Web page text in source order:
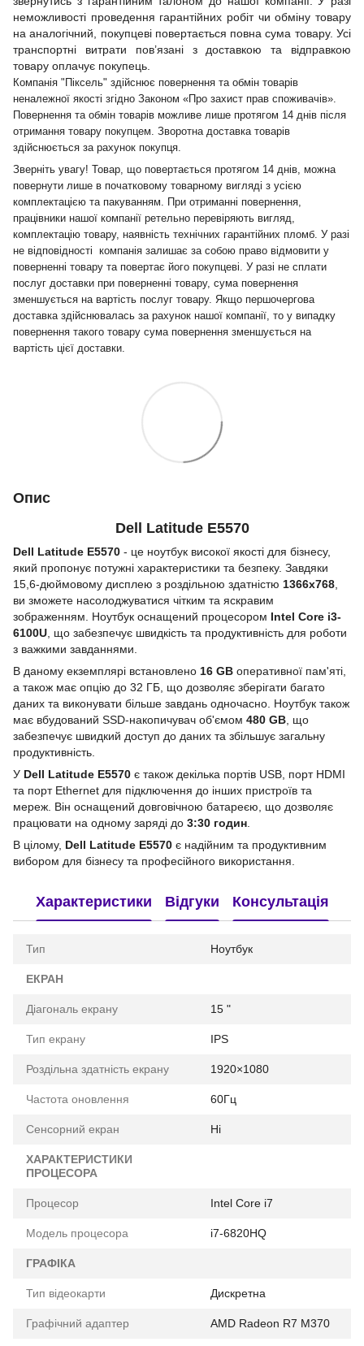
неможливості проведення гарантійних робіт чи обміну товару
на аналогічний, покупцеві повертається повна сума товару. Усі
транспортні витрати пов’язані з доставкою та відправкою
товару оплачує покупець.
Компанія "Піксель" здійснює повернення та обмін товарів
неналежної якості згідно Законом «Про захист прав споживачів».
Повернення та обмін товарів можливе лише протягом 14 днів після
отримання товару покупцем. Зворотна доставка товарів
здійснюється за рахунок покупця.
Зверніть увагу! Товар, що повертається протягом 14 днів, можна
повернути лише в початковому товарному вигляді з усією
комплектацією та пакуванням. При отриманні повернення,
працівники нашої компанії ретельно перевіряють вигляд,
комплектацію товару, наявність технічних гарантійних пломб. У разі
не відповідності компанія залишає за собою право відмовити у
поверненні товару та повертає його покупцеві. У разі не сплати
послуг доставки при поверненні товару, сума повернення
зменшується на вартість послуг товару. Якщо першочергова
доставка здійснювалась за рахунок нашої компанії, то у випадку
повернення такого товару сума повернення зменшується на
вартість цієї доставки.
Опис
Dell Latitude E5570
Dell Latitude E5570 - це ноутбук високої якості для бізнесу,
який пропонує потужні характеристики та безпеку. Завдяки
15,6-дюймовому дисплею з роздільною здатністю 1366x768
ви зможете насолоджуватися чітким та яскравим
зображенням. Ноутбук оснащений процесором Intel Core i3-
6100U , що забезпечує швидкість та продуктивність для роботи
з важкими завданнями.
В даному екземплярі встановлено 16 GB оперативної пам'яті,
а також має опцію до 32 ГБ, що дозволяє зберігати багато
даних та виконувати більше завдань одночасно. Ноутбук також
має вбудований SSD-накопичувач об'ємом 480 GB , що
забезпечує швидкий доступ до даних та збільшує загальну
продуктивність.
У Dell Latitude E5570 є також декілька портів USB, порт HDMI
та порт Ethernet для підключення до інших пристроїв та
мереж. Він оснащений довговічною батареєю, що дозволяє
працювати на одному заряді до 3:30 годин
В цілому, Dell Latitude E5570 є надійним та продуктивним
вибором для бізнесу та професійного використання.
Характеристики Відгуки Консультація
Тип Ноутбук
ЕКРАН
Діагональ екрану 15 "
Тип екрану IPS
Роздільна здатність екрану 1920×1080
Частота оновлення 60Гц
Сенсорний екран Ні
ХАРАКТЕРИСТИКИ
ПРОЦЕСОРА
Процесор Intel Core i7
Модель процесора i7-6820HQ
ГРАФІКА
Тип відеокарти Дискретна
Графічний адаптер AMD Radeon R7 M370